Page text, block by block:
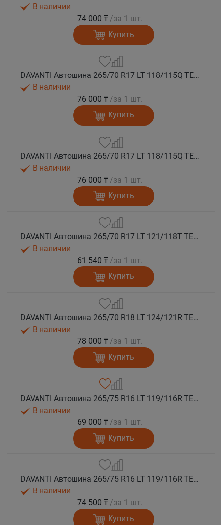
В наличии
74 000 ₸ /за 1 шт.
Купить
DAVANTI Автошина 265/70 R17 LT 118/115Q TERRATOURA A/T RBL 8PR RPR M+S
В наличии
76 000 ₸ /за 1 шт.
Купить
DAVANTI Автошина 265/70 R17 LT 118/115Q TERRATOURA A/T RWL 8PR RPR M+S
В наличии
76 000 ₸ /за 1 шт.
Купить
DAVANTI Автошина 265/70 R17 LT 121/118T TERRATOURA A/T RBL 10PR M+S
В наличии
61 540 ₸ /за 1 шт.
Купить
DAVANTI Автошина 265/70 R18 LT 124/121R TERRATOURA A/T RWL 10PR RPR M+S
В наличии
78 000 ₸ /за 1 шт.
Купить
DAVANTI Автошина 265/75 R16 LT 119/116R TERRATOURA A/T RBL 8PR RPR M+S
В наличии
69 000 ₸ /за 1 шт.
Купить
DAVANTI Автошина 265/75 R16 LT 119/116R TERRATOURA A/T RWL 8PR RPR M+S
В наличии
74 500 ₸ /за 1 шт.
Купить